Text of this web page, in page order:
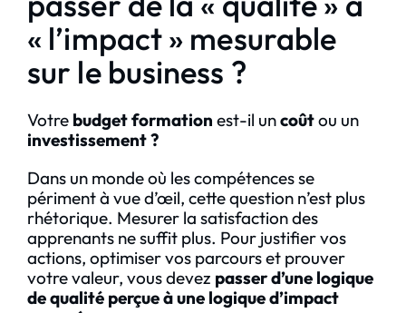
« l’impact » mesurable
sur le business ?
Votre budget formation est-il uncoûtou un
investissement ?
Dans un monde où les compétences se
périment à vue d’œil, cette question n’est plus
rhétorique. Mesurer la satisfaction des
apprenants ne suffit plus. Pour justifier vos
actions, optimiser vos parcours et prouver
votre valeur, vous devez passer d’une logique
de qualité perçue à une logique d’impact